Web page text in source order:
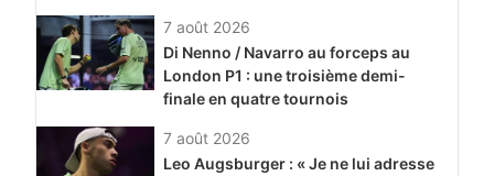
Di Nenno / Navarro au forceps au
London P1 : une troisième demi-
finale en quatre tournois
7 août 2026
Leo Augsburger : « Je ne lui adresse
7 août 2026